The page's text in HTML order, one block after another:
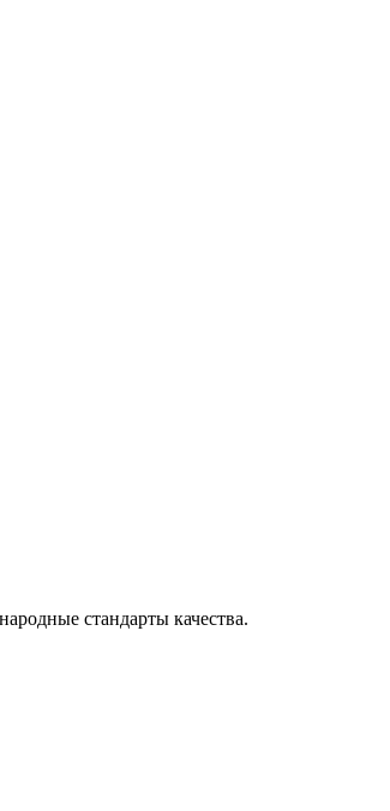
стандарты качества.